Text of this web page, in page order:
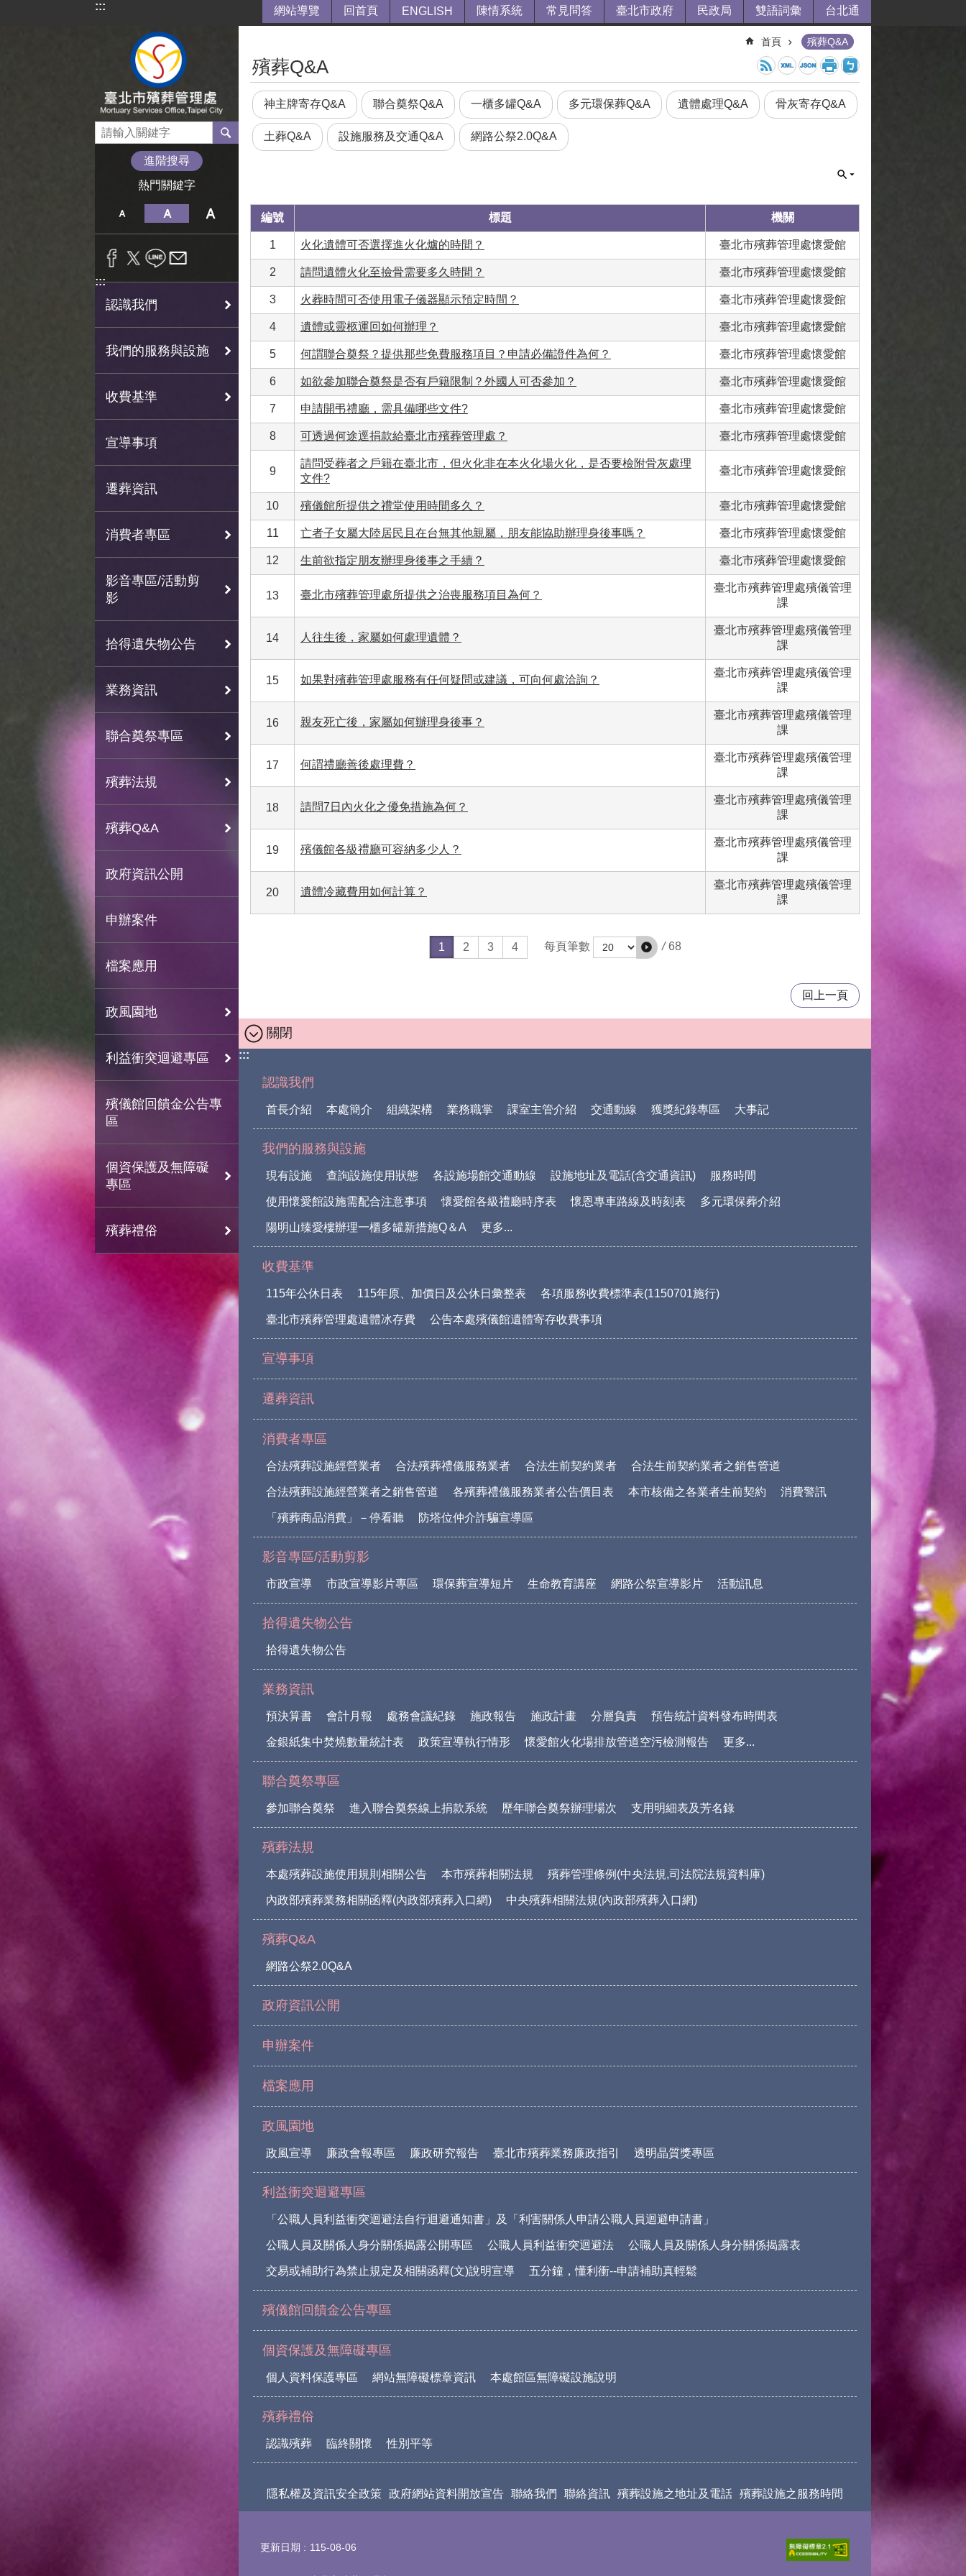
跳到主要內容區塊
::: 網站導覽 回首頁 ENGLISH 陳情系統 常見問答 臺北市政府 民政局 雙語詞彙 台北通
進階搜尋
熱門關鍵字
:::
認識我們
我們的服務與設施
收費基準
宣導事項
遷葬資訊
消費者專區
影音專區/活動剪
影
拾得遺失物公告
業務資訊
聯合奠祭專區
殯葬法規
殯葬Q&A
政府資訊公開
申辦案件
檔案應用
政風園地
利益衝突迴避專區
殯儀館回饋金公告專
區
個資保護及無障礙
專區
殯葬禮俗
首頁 殯葬Q&A
殯葬Q&A
神主牌寄存Q&A 聯合奠祭Q&A 一櫃多罐Q&A 多元環保葬Q&A 遺體處理Q&A 骨灰寄存Q&A
土葬Q&A 設施服務及交通Q&A 網路公祭2.0Q&A
編號 標題 機關
1 火化遺體可否選擇進火化爐的時間？ 臺北市殯葬管理處懷愛館
2 請問遺體火化至撿骨需要多久時間？ 臺北市殯葬管理處懷愛館
3 火葬時間可否使用電子儀器顯示預定時間？ 臺北市殯葬管理處懷愛館
4 遺體或靈柩運回如何辦理？ 臺北市殯葬管理處懷愛館
5 何謂聯合奠祭？提供那些免費服務項目？申請必備證件為何？ 臺北市殯葬管理處懷愛館
6 如欲參加聯合奠祭是否有戶籍限制？外國人可否參加？ 臺北市殯葬管理處懷愛館
7 申請開弔禮廳，需具備哪些文件? 臺北市殯葬管理處懷愛館
8 可透過何途逕捐款給臺北市殯葬管理處？ 臺北市殯葬管理處懷愛館
9
請問受葬者之戶籍在臺北市，但火化非在本火化場火化，是否要檢附骨灰處理
文件?
臺北市殯葬管理處懷愛館
10 殯儀館所提供之禮堂使用時間多久？ 臺北市殯葬管理處懷愛館
11 亡者子女屬大陸居民且在台無其他親屬，朋友能協助辦理身後事嗎？ 臺北市殯葬管理處懷愛館
12 生前欲指定朋友辦理身後事之手續？ 臺北市殯葬管理處懷愛館
13 臺北市殯葬管理處所提供之治喪服務項目為何？
臺北市殯葬管理處殯儀管理
課
14 人往生後，家屬如何處理遺體？
臺北市殯葬管理處殯儀管理
課
15 如果對殯葬管理處服務有任何疑問或建議，可向何處洽詢？
臺北市殯葬管理處殯儀管理
課
16 親友死亡後，家屬如何辦理身後事？
臺北市殯葬管理處殯儀管理
課
17 何謂禮廳善後處理費？
臺北市殯葬管理處殯儀管理
課
18 請問7日內火化之優免措施為何？
臺北市殯葬管理處殯儀管理
課
19 殯儀館各級禮廳可容納多少人？
臺北市殯葬管理處殯儀管理
課
20 遺體冷藏費用如何計算？
臺北市殯葬管理處殯儀管理
課
1 2 3 4 每頁筆數 / 68
回上一頁
關閉
:::
認識我們
首長介紹 本處簡介 組織架構 業務職掌 課室主管介紹 交通動線 獲獎紀錄專區 大事記
我們的服務與設施
現有設施 查詢設施使用狀態 各設施場館交通動線 設施地址及電話(含交通資訊) 服務時間
使用懷愛館設施需配合注意事項 懷愛館各級禮廳時序表 懷恩專車路線及時刻表 多元環保葬介紹
陽明山臻愛樓辦理一櫃多罐新措施Q＆A 更多...
收費基準
115年公休日表 115年原、加價日及公休日彙整表 各項服務收費標準表(1150701施行)
臺北市殯葬管理處遺體冰存費 公告本處殯儀館遺體寄存收費事項
宣導事項
遷葬資訊
消費者專區
合法殯葬設施經營業者 合法殯葬禮儀服務業者 合法生前契約業者 合法生前契約業者之銷售管道
合法殯葬設施經營業者之銷售管道 各殯葬禮儀服務業者公告價目表 本市核備之各業者生前契約 消費警訊
「殯葬商品消費」－停看聽 防塔位仲介詐騙宣導區
影音專區/活動剪影
市政宣導 市政宣導影片專區 環保葬宣導短片 生命教育講座 網路公祭宣導影片 活動訊息
拾得遺失物公告
拾得遺失物公告
業務資訊
預決算書 會計月報 處務會議紀錄 施政報告 施政計畫 分層負責 預告統計資料發布時間表
金銀紙集中焚燒數量統計表 政策宣導執行情形 懷愛館火化場排放管道空污檢測報告 更多...
聯合奠祭專區
參加聯合奠祭 進入聯合奠祭線上捐款系統 歷年聯合奠祭辦理場次 支用明細表及芳名錄
殯葬法規
本處殯葬設施使用規則相關公告 本市殯葬相關法規 殯葬管理條例(中央法規,司法院法規資料庫)
內政部殯葬業務相關函釋(內政部殯葬入口網) 中央殯葬相關法規(內政部殯葬入口網)
殯葬Q&A
網路公祭2.0Q&A
政府資訊公開
申辦案件
檔案應用
政風園地
政風宣導 廉政會報專區 廉政研究報告 臺北市殯葬業務廉政指引 透明晶質獎專區
利益衝突迴避專區
「公職人員利益衝突迴避法自行迴避通知書」及「利害關係人申請公職人員迴避申請書」
公職人員及關係人身分關係揭露公開專區 公職人員利益衝突迴避法 公職人員及關係人身分關係揭露表
交易或補助行為禁止規定及相關函釋(文)說明宣導 五分鐘，懂利衝--申請補助真輕鬆
殯儀館回饋金公告專區
個資保護及無障礙專區
個人資料保護專區 網站無障礙標章資訊 本處館區無障礙設施說明
殯葬禮俗
認識殯葬 臨終關懷 性別平等
隱私權及資訊安全政策 政府網站資料開放宣告 聯絡我們 聯絡資訊 殯葬設施之地址及電話 殯葬設施之服務時間
更新日期 115-08-06